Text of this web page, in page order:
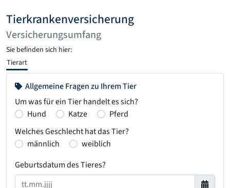
Tierkrankenversicherung
Versicherungsumfang
Sie befinden sich hier:
Tierart
Allgemeine Fragen zu Ihrem Tier
Um was für ein Tier handelt es sich?
Hund
Katze
Pferd
Welches Geschlecht hat das Tier?
männlich
weiblich
Geburtsdatum des Tieres?